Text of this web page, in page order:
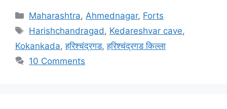
Categories
Maharashtra,Ahmednagar, Forts
Tags
Harishchandragad, Kedareshvar cave,
Kokankada,हरिश्चंद्रगड,हरिश्चंद्रगड किल्ला
10 Comments